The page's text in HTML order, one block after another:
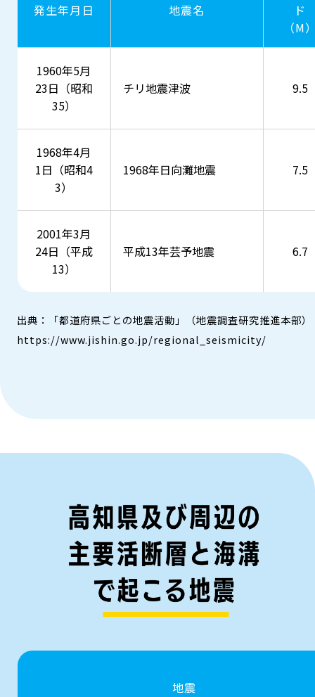
発生年月日 地震名
ド
（M
1960年5月
23日（昭和
35）
チリ地震津波 9.5
1968年4月
1日（昭和4
3）
1968年日向灘地震 7.5
2001年3月
24日（平成
13）
平成13年芸予地震 6.7
出典：「都道府県ごとの地震活動」（地震調査研究推進本部）​
https://www.jishin.go.jp/regional_seismicity/
地震